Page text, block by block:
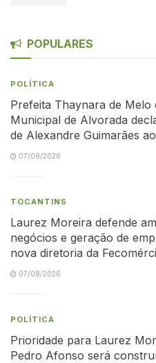
POPULARES
POLÍTICA
Prefeita Thaynara de Melo
Municipal de Alvorada
de Alexandre Guimarães
07/08/2026
TOCANTINS
Laurez Moreira defende
negócios e geração de
nova diretoria da
07/08/2026
POLÍTICA
Prioridade para Laurez
Pedro Afonso será